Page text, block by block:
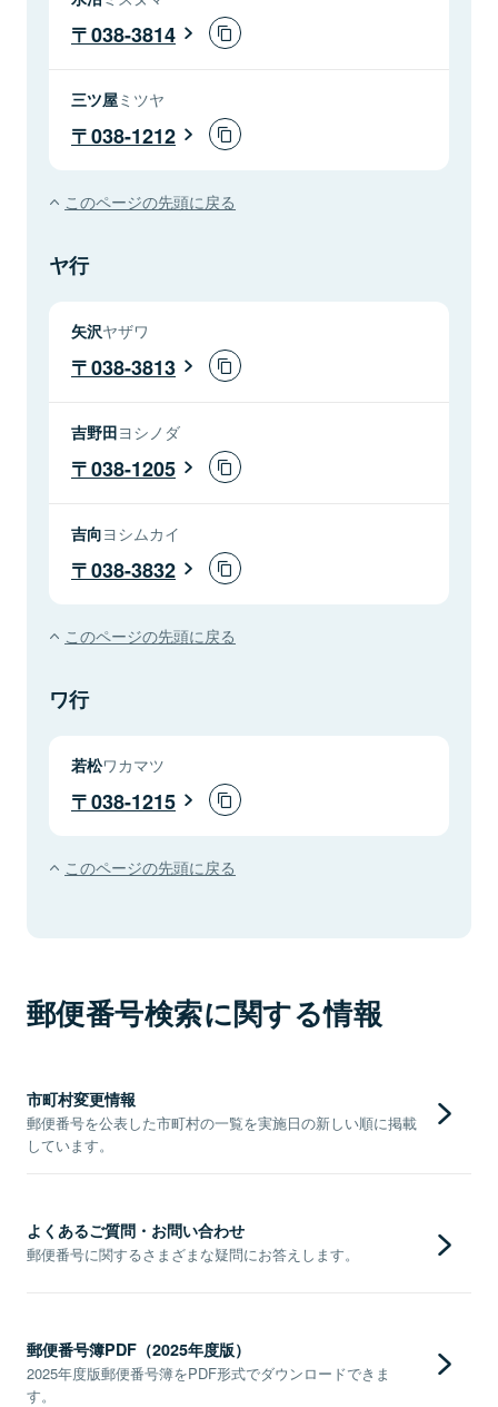
038-3814
三ツ屋ミツヤ
038-1212
このページの先頭に戻る
ヤ行
矢沢ヤザワ
038-3813
吉野田ヨシノダ
038-1205
吉向ヨシムカイ
038-3832
このページの先頭に戻る
ワ行
若松ワカマツ
038-1215
このページの先頭に戻る
郵便番号検索に関する情報
市町村変更情報
郵便番号を公表した市町村の一覧を実施日の新しい順に掲載
しています。
よくあるご質問・お問い合わせ
郵便番号に関するさまざまな疑問にお答えします。
郵便番号簿PDF（2025年度版）
2025年度版郵便番号簿をPDF形式でダウンロードできま
す。